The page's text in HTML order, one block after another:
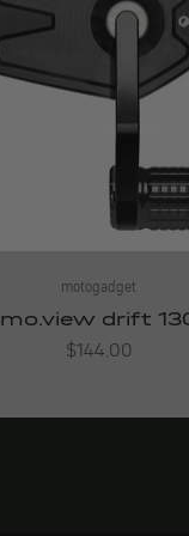
motogadget
mo.view drift
Angebot
$144.00